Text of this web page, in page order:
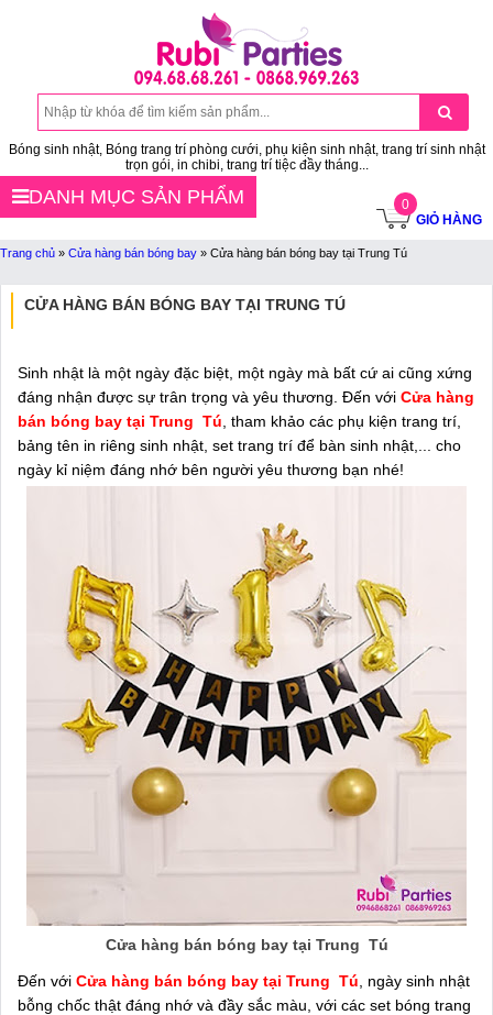
Bóng sinh nhật, Bóng trang trí phòng cưới, phụ kiện sinh nhật, trang trí sinh nhật
trọn gói, in chibi, trang trí tiệc đầy tháng...
0
GIỎ HÀNG
DANH MỤC SẢN PHẨM
Trang chủ » Cửa hàng bán bóng bay » Cửa hàng bán bóng bay tại Trung Tú
CỬA HÀNG BÁN BÓNG BAY TẠI TRUNG TÚ
Sinh nhật là một ngày đặc biệt, một ngày mà bất cứ ai cũng xứng
đáng nhận được sự trân trọng và yêu thương. Đến với Cửa hàng
bán bóng bay tại Trung Tú , tham khảo các phụ kiện trang trí,
bảng tên in riêng sinh nhật, set trang trí để bàn sinh nhật,... cho
ngày kỉ niệm đáng nhớ bên người yêu thương bạn nhé!
Cửa hàng bán bóng bay tại Trung Tú
Đến với Cửa hàng bán bóng bay tại Trung Tú , ngày sinh nhật
bỗng chốc thật đáng nhớ và đầy sắc màu, với các set bóng trang